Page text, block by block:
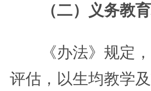
（二）义务教育
《办法》规定，
评估，以生均教学